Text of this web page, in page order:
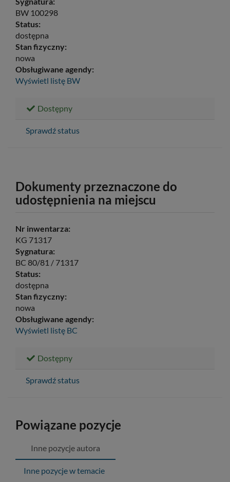
BW 100298
Status:
dostępna
Stan fizyczny:
nowa
Obsługiwane agendy:
Wyświetl listę BW
Dostępny
Sprawdź status
Dokumenty przeznaczone do
udostępnienia na miejscu
Nr inwentarza:
KG 71317
Sygnatura:
BC 80/81 / 71317
Status:
dostępna
Stan fizyczny:
nowa
Obsługiwane agendy:
Wyświetl listę BC
Dostępny
Sprawdź status
Powiązane pozycje
Inne pozycje autora
Inne pozycje w temacie